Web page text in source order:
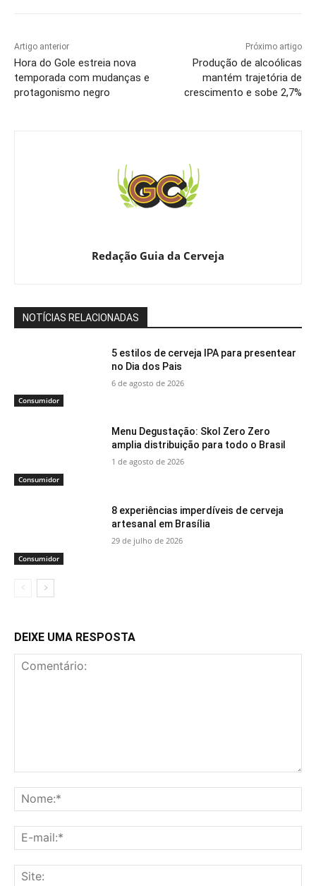
Artigo anterior
Hora do Gole estreia nova
temporada com mudanças e
protagonismo negro
Próximo artigo
Produção de alcoólicas
mantém trajetória de
crescimento e sobe 2,7%
Redação Guia da Cerveja
NOTÍCIAS RELACIONADAS
Consumidor
5 estilos de cerveja IPA para presentear
no Dia dos Pais
6 de agosto de 2026
Consumidor
Menu Degustação: Skol Zero Zero
amplia distribuição para todo o Brasil
1 de agosto de 2026
Consumidor
8 experiências imperdíveis de cerveja
artesanal em Brasília
29 de julho de 2026
DEIXE UMA RESPOSTA